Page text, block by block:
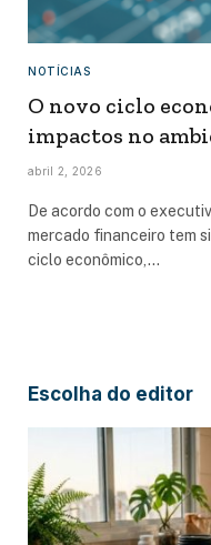
NOTÍCIAS
O novo ciclo
impactos no
abril 2, 2026
De acordo com o
mercado financeiro tem
ciclo econômico,…
Escolha do editor